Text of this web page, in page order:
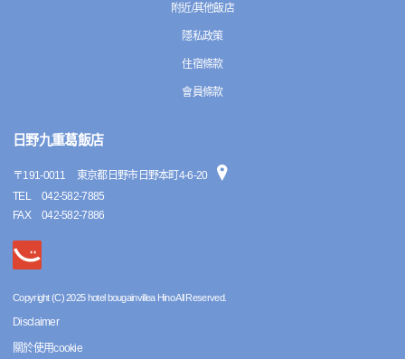
附近/其他飯店
隱私政策
住宿條款
會員條款
日野九重葛飯店
〒191-0011
東京都日野市日野本町4-6-20
TEL
042-582-7885
FAX
042-582-7886
Copyright (C) 2025 hotel bougainvillea Hino All Reserved.
Disclaimer
關於使用cookie